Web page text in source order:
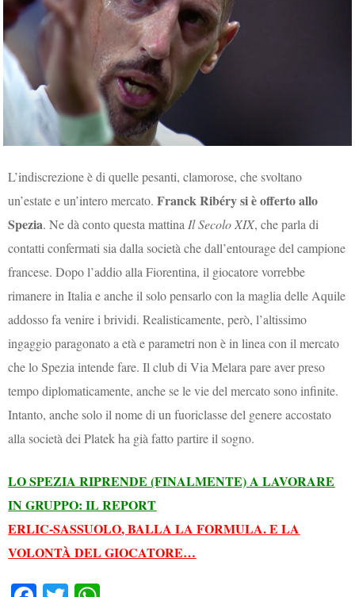
L’indiscrezione è di quelle pesanti, clamorose, che svoltano
un’estate e un’intero mercato.Franck Ribéry si è offerto allo
Spezia. Ne dà conto questa mattina Il Secolo XIX, che parla di
contatti confermati sia dalla società che dall’entourage del campione
francese. Dopo l’addio alla Fiorentina, il giocatore vorrebbe
rimanere in Italia e anche il solo pensarlo con la maglia delle Aquile
addosso fa venire i brividi. Realisticamente, però, l’altissimo
ingaggio paragonato a età e parametri non è in linea con il mercato
che lo Spezia intende fare. Il club di Via Melara pare aver preso
tempo diplomaticamente, anche se le vie del mercato sono infinite.
Intanto, anche solo il nome di un fuoriclasse del genere accostato
alla società dei Platek ha già fatto partire il sogno.
LO SPEZIA RIPRENDE (FINALMENTE) A LAVORARE
IN GRUPPO: IL REPORT
ERLIC-SASSUOLO, BALLA LA FORMULA. E LA
VOLONTÀ DEL GIOCATORE…